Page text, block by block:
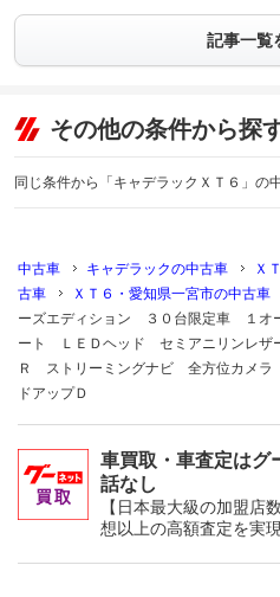
記事一覧
その他の条件から探
同じ条件から「キャデラックＸＴ６」の
中古車 キャデラックの中古車 Ｘ
古車
ＸＴ６・愛知県一宮市の中古車
ーズエディション ３０台限定車 １
ート ＬＥＤヘッド セミアニリンレ
Ｒ ストリーミングナビ 全方位カメ
ドアップＤ
車買取・車査定は
話なし
【日本最大級の加盟店
想以上の高額査定を実現